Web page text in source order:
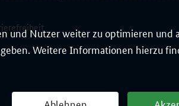
und Nutzer weiter zu optimieren und
Weitere Informationen hierzu